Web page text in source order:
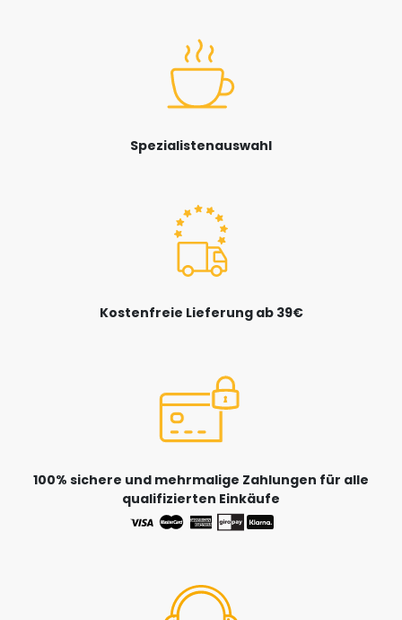
Spezialistenauswahl
Kostenfreie Lieferung ab 39€
100% sichere und mehrmalige Zahlungen für alle
qualifizierten Einkäufe